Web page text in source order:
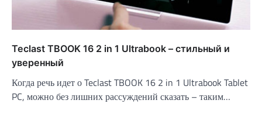
Teclast TBOOK 16 2 in 1 Ultrabook – стильный и
уверенный
Когда речь идет о Teclast TBOOK 16 2 in 1 Ultrabook Tablet
PC, можно без лишних рассуждений сказать – таким…